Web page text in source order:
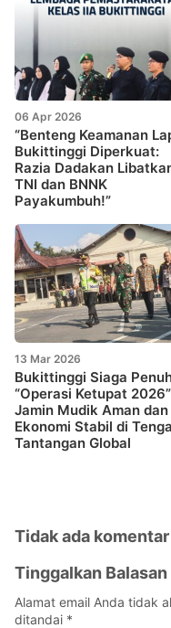
06 Apr 2026
“Benteng Keamanan
Bukittinggi Diperkuat:
Razia Dadakan
TNI dan BNNK
Payakumbuh!”
13 Mar 2026
Bukittinggi Siaga
“Operasi Ketupat 2026”
Jamin Mudik Aman dan
Ekonomi Stabil di
Tantangan Global
Tidak ada komentar
Tinggalkan Balasan
Alamat email Anda tidak
ditandai *